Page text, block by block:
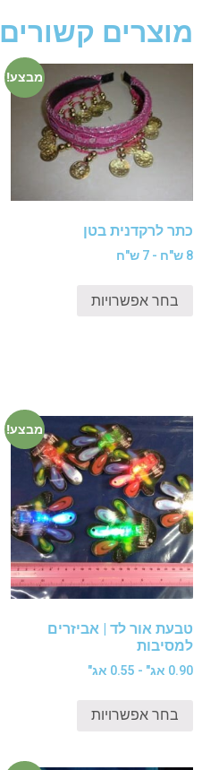
מוצרים קשורים
מבצע!
כתר לרקדנית בטן
8 ש"ח - 7 ש"ח
בחר אפשרויות
מבצע!
טבעת אור לד | אביזרים
למסיבות
0.90 אג" - 0.55 אג"
בחר אפשרויות